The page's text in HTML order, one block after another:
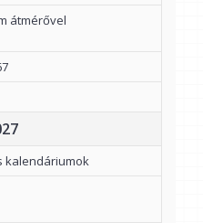
átmérővel
kalendáriumok